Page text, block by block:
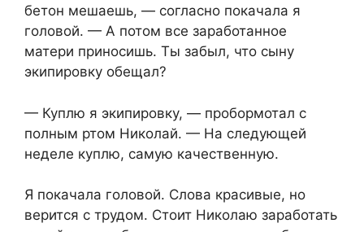
бетон мешаешь, — согласно покачала я
головой. — А потом все заработанное
матери приносишь. Ты забыл, что сыну
экипировку обещал?
— Куплю я экипировку, — пробормотал с
полным ртом Николай. — На следующей
неделе куплю, самую качественную.
Я покачала головой. Слова красивые, но
верится с трудом. Стоит Николаю заработать